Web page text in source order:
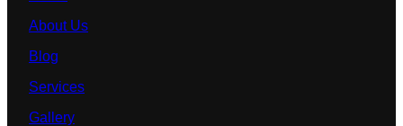
About Us
Blog
Services
Gallery